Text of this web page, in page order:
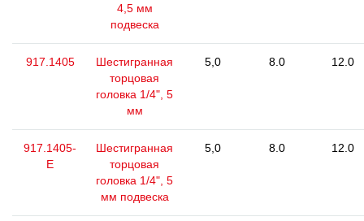
4,5 мм
подвеска
917.1405
Шестигранная
торцовая
головка 1/4", 5
мм
5,0 8.0 12.0
917.1405-
E
Шестигранная
торцовая
головка 1/4", 5
мм подвеска
5,0 8.0 12.0